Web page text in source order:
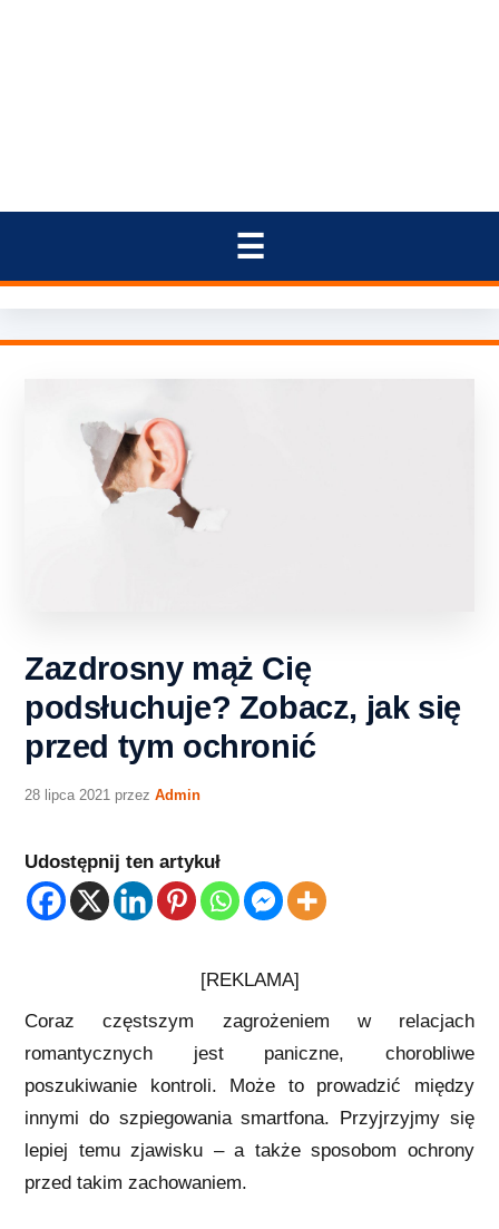
Zazdrosny mąż Cię
podsłuchuje? Zobacz, jak się
przed tym ochronić
28 lipca 2021 przez Admin
Udostępnij ten artykuł
[REKLAMA]
Coraz częstszym zagrożeniem w relacjach
romantycznych jest paniczne, chorobliwe
poszukiwanie kontroli. Może to prowadzić między
innymi do szpiegowania smartfona. Przyjrzyjmy się
lepiej temu zjawisku – a także sposobom ochrony
przed takim zachowaniem.